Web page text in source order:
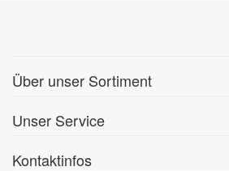
Über unser Sortiment
Unser Service
Kontaktinfos